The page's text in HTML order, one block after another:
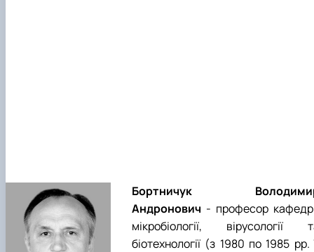
Бортничук
Андронович - професор
мікробіології, вірусології
біотехнології (з 1980 по 1985 рр.